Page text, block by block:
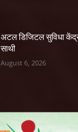
अटल डिजिटल सुविधा केंद्र
साथी
August 6, 2026